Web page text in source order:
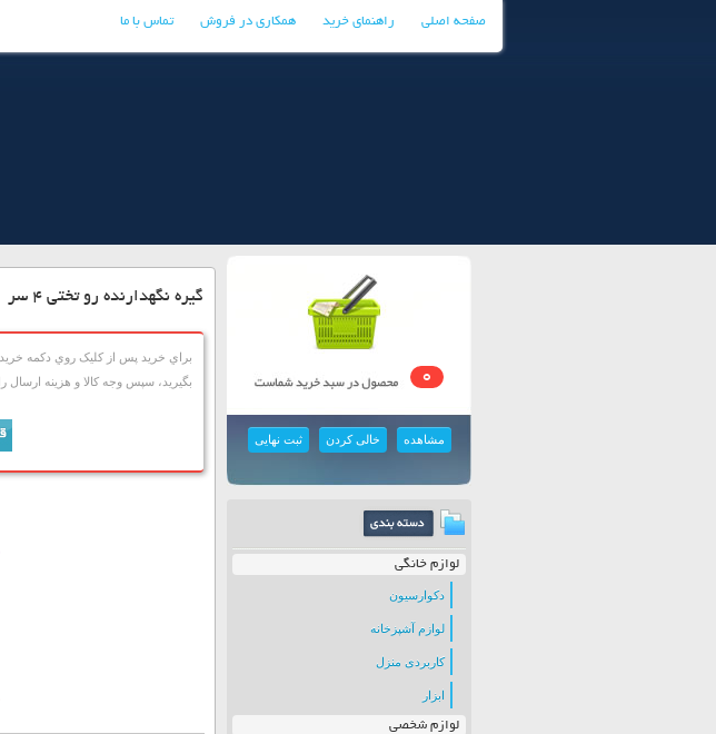
صفحه اصلی راهنمای خرید همکاری در فروش تماس با ما
0
مشاهده خالی کردن ثبت نهایی
لوازم خانگی
دکوارسیون
لوازم آشپزخانه
کاربردی منزل
ابزار
لوازم شخصی
گیره نگهدارنده رو تختی 4 سر
براي خريد پس از کليک روي دکمه
بگيريد، سپس وجه کالا و هزينه